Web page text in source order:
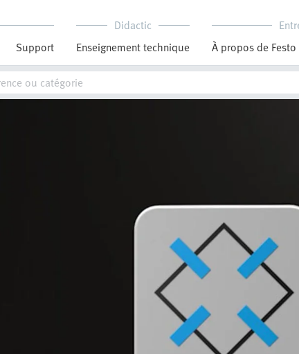
Support
Didactic
Enseignement technique
À propos de Festo